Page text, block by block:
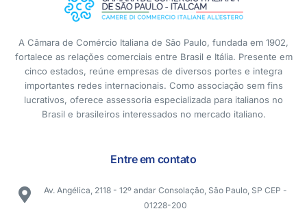
A Câmara de Comércio Italiana de São Paulo, fundada em 1902,
fortalece as relações comerciais entre Brasil e Itália. Presente em
cinco estados, reúne empresas de diversos portes e integra
importantes redes internacionais. Como associação sem fins
lucrativos, oferece assessoria especializada para italianos no
Brasil e brasileiros interessados no mercado italiano.
Entre em contato
Av. Angélica, 2118 - 12º andar Consolação, São Paulo, SP CEP -
01228-200